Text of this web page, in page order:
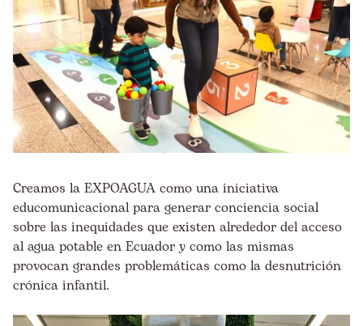
Creamos la EXPOAGUA como una iniciativa
educomunicacional para generar conciencia social
sobre las inequidades que existen alrededor del acceso
al agua potable en Ecuador y como las mismas
provocan grandes problemáticas como la desnutrición
crónica infantil.